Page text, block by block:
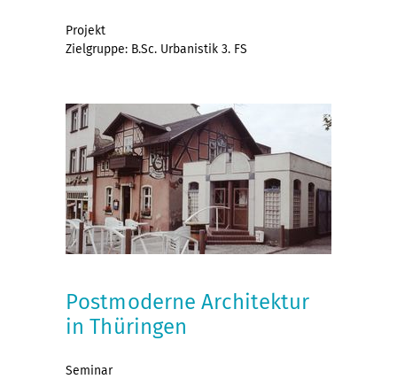
Projekt
Zielgruppe: B.Sc. Urbanistik 3. FS
Postmoderne Architektur
in Thüringen
Seminar